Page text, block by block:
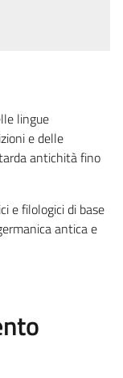
lingue
e delle
antichità fino
e filologici di base
antica e